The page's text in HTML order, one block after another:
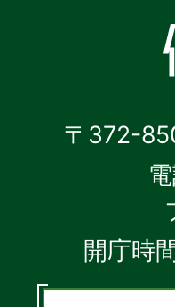
〒372-
開庁時